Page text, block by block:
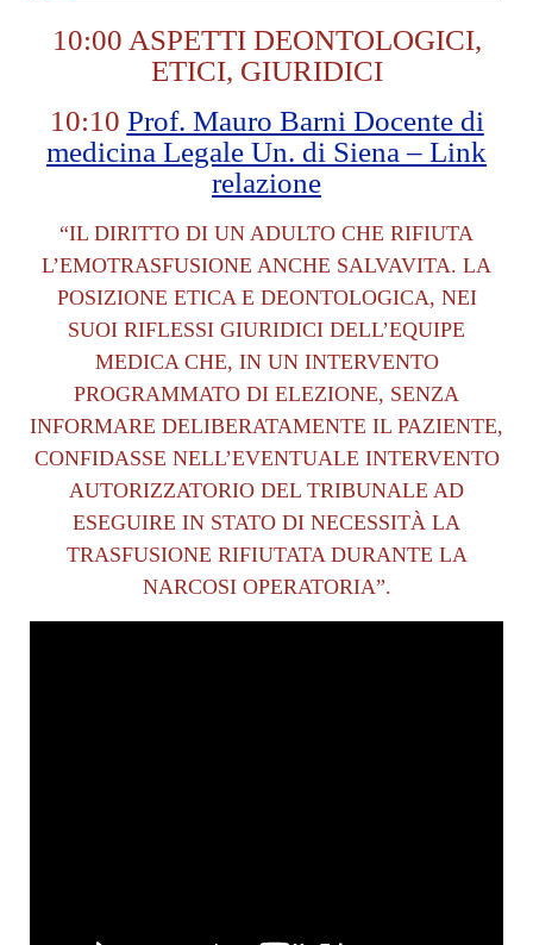
10:00 ASPETTI DEONTOLOGICI,
ETICI, GIURIDICI
10:10 Prof. Mauro Barni Docente di
medicina Legale Un. di Siena – Link
relazione
“IL DIRITTO DI UN ADULTO CHE RIFIUTA
L’EMOTRASFUSIONE ANCHE SALVAVITA. LA
POSIZIONE ETICA E DEONTOLOGICA, NEI
SUOI RIFLESSI GIURIDICI DELL’EQUIPE
MEDICA CHE, IN UN INTERVENTO
PROGRAMMATO DI ELEZIONE, SENZA
INFORMARE DELIBERATAMENTE IL PAZIENTE,
CONFIDASSE NELL’EVENTUALE INTERVENTO
AUTORIZZATORIO DEL TRIBUNALE AD
ESEGUIRE IN STATO DI NECESSITÀ LA
TRASFUSIONE RIFIUTATA DURANTE LA
NARCOSI OPERATORIA”.